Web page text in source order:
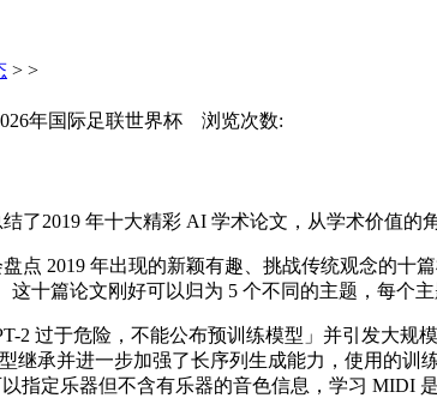
> >
年国际足联世界杯 浏览次数:
2019 年十大精彩 AI 学术论文，从学术价值的
2019 年出现的新颖有趣、挑战传统观念的十
十篇论文刚好可以归为 5 个不同的主题，每个主
过于危险，不能公布预训练模型」并引发大规
继承并进一步加强了长序列生成能力，使用的
指定乐器但不含有乐器的音色信息，学习 MIDI